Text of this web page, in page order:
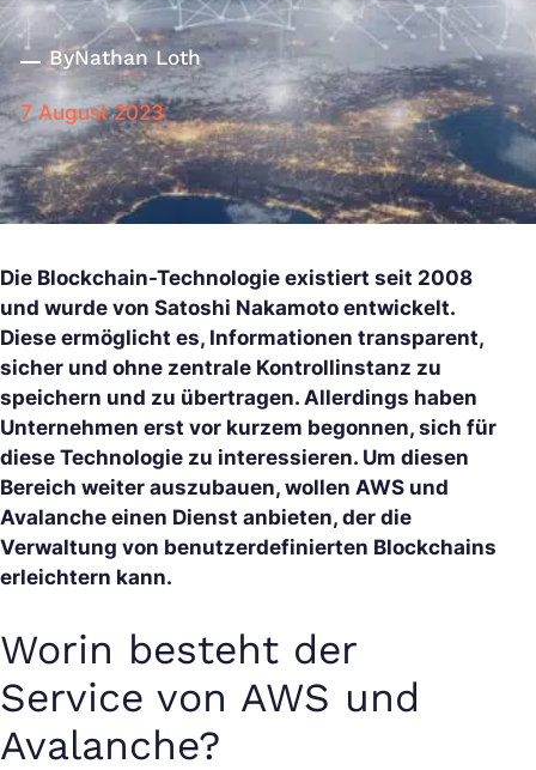
ByNathan Loth
7 August 2023
Die Blockchain-Technologie existiert seit 2008
und wurde von Satoshi Nakamoto entwickelt.
Diese ermöglicht es, Informationen transparent,
sicher und ohne zentrale Kontrollinstanz zu
speichern und zu übertragen. Allerdings haben
Unternehmen erst vor kurzem begonnen, sich für
diese Technologie zu interessieren. Um diesen
Bereich weiter auszubauen, wollen AWS und
Avalanche einen Dienst anbieten, der die
Verwaltung von benutzerdefinierten Blockchains
erleichtern kann.
Worin besteht der
Service von AWS und
Avalanche?